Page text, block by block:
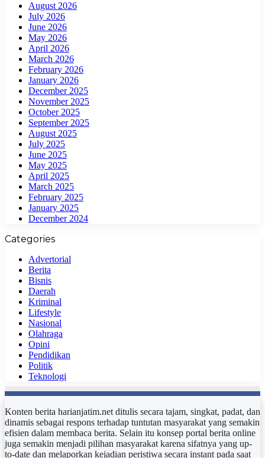
August 2026
July 2026
June 2026
May 2026
April 2026
March 2026
February 2026
January 2026
December 2025
November 2025
October 2025
September 2025
August 2025
July 2025
June 2025
May 2025
April 2025
March 2025
February 2025
January 2025
December 2024
Categories
Advertorial
Berita
Bisnis
Daerah
Kriminal
Lifestyle
Nasional
Olahraga
Opini
Pendidikan
Politik
Teknologi
Konten berita harianjatim.net ditulis secara tajam, singkat, padat, dan
dinamis sebagai respons terhadap tuntutan masyarakat yang semakin
efisien dalam membaca berita. Selain itu konsep portal berita online
juga semakin menjadi pilihan masyarakat karena sifatnya yang up-
to-date dan melaporkan kejadian peristiwa secara instant pada saat